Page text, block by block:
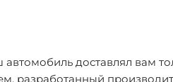
доставлял вам
разработанный